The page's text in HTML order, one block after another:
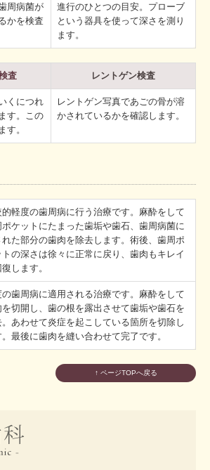
周病菌が
かを検査
進行のひとつの目安。プローブ
という器具を使って深さを測り
ます。
査 レントゲン検査
くにつれ
す。この
す。
レントゲン写真であごの骨が溶
かされているかを確認します。
的軽度の歯周病に行う治療です。麻酔をして
ポケットにたまった歯垢や歯石、歯周病菌に
れた部分の歯肉を除去します。術後、歯周ポ
トの深さは徐々に正常に戻り、歯肉もキレイ
します。
の歯周病に適用される治療です。麻酔をして
を切開し、歯の根を露出させて歯垢や歯石を
。あわせて炎症を起こしている箇所を切除し
。最後に歯肉を縫い合わせて完了です。
↑ ページTOPへ戻る